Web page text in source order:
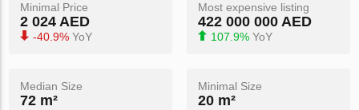
Minimal Price
2 024 AED
-40.9% YoY
Most expensive listing
422 000 000 AED
107.9% YoY
Median Size
72 m²
Minimal Size
20 m²